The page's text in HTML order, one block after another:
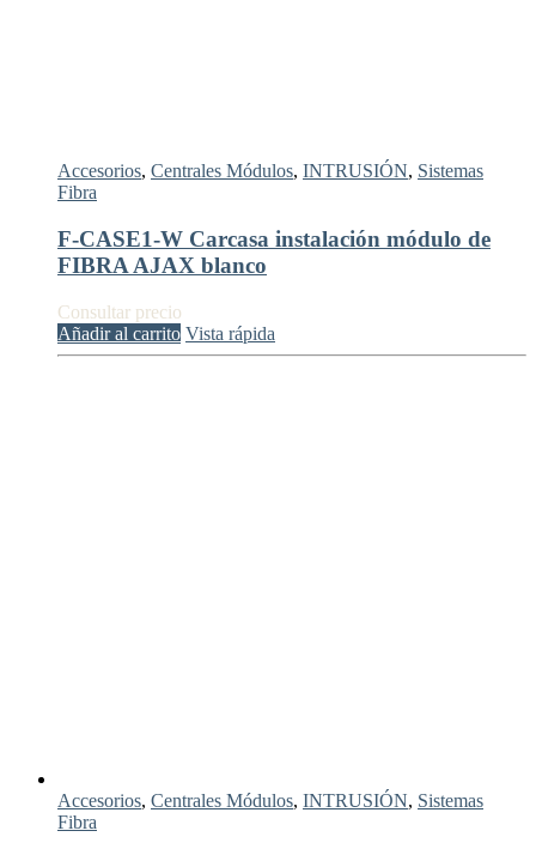
Accesorios, Centrales Módulos, INTRUSIÓN, Sistemas
Fibra
F-CASE1-W Carcasa instalación módulo de
FIBRA AJAX blanco
Consultar precio
Añadir al carrito Vista rápida
Accesorios, Centrales Módulos, INTRUSIÓN, Sistemas
Fibra